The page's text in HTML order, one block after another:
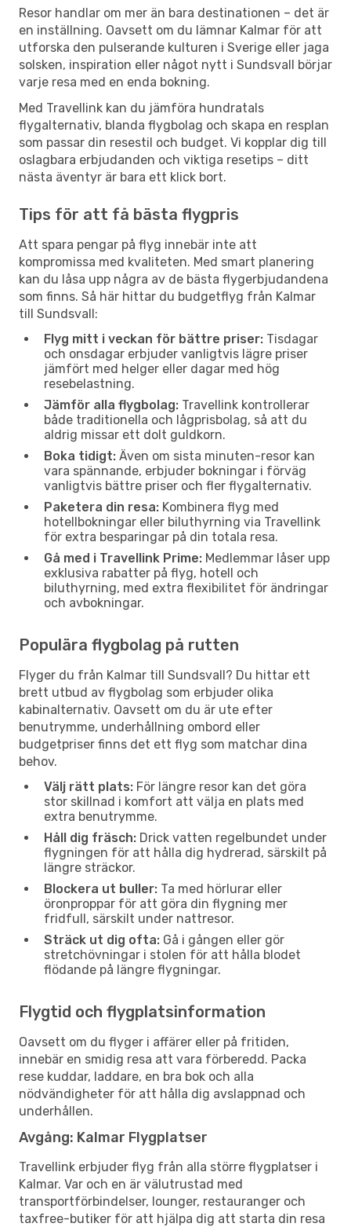
Resor handlar om mer än bara destinationen – det är
en inställning. Oavsett om du lämnar Kalmar för att
utforska den pulserande kulturen i Sverige eller jaga
solsken, inspiration eller något nytt i Sundsvall börjar
varje resa med en enda bokning.
Med Travellink kan du jämföra hundratals
flygalternativ, blanda flygbolag och skapa en resplan
som passar din resestil och budget. Vi kopplar dig till
oslagbara erbjudanden och viktiga resetips – ditt
nästa äventyr är bara ett klick bort.
Tips för att få bästa flygpris
Att spara pengar på flyg innebär inte att
kompromissa med kvaliteten. Med smart planering
kan du låsa upp några av de bästa flygerbjudandena
som finns. Så här hittar du budgetflyg från Kalmar
till Sundsvall:
Flyg mitt i veckan för bättre priser: Tisdagar
och onsdagar erbjuder vanligtvis lägre priser
jämfört med helger eller dagar med hög
resebelastning.
Jämför alla flygbolag: Travellink kontrollerar
både traditionella och lågprisbolag, så att du
aldrig missar ett dolt guldkorn.
Boka tidigt: Även om sista minuten-resor kan
vara spännande, erbjuder bokningar i förväg
vanligtvis bättre priser och fler flygalternativ.
Paketera din resa: Kombinera flyg med
hotellbokningar eller biluthyrning via Travellink
för extra besparingar på din totala resa.
Gå med i Travellink Prime: Medlemmar låser upp
exklusiva rabatter på flyg, hotell och
biluthyrning, med extra flexibilitet för ändringar
och avbokningar.
Populära flygbolag på rutten
Flyger du från Kalmar till Sundsvall? Du hittar ett
brett utbud av flygbolag som erbjuder olika
kabinalternativ. Oavsett om du är ute efter
benutrymme, underhållning ombord eller
budgetpriser finns det ett flyg som matchar dina
behov.
Välj rätt plats: För längre resor kan det göra
stor skillnad i komfort att välja en plats med
extra benutrymme.
Håll dig fräsch: Drick vatten regelbundet under
flygningen för att hålla dig hydrerad, särskilt på
längre sträckor.
Blockera ut buller: Ta med hörlurar eller
öronproppar för att göra din flygning mer
fridfull, särskilt under nattresor.
Sträck ut dig ofta: Gå i gången eller gör
stretchövningar i stolen för att hålla blodet
flödande på längre flygningar.
Flygtid och flygplatsinformation
Oavsett om du flyger i affärer eller på fritiden,
innebär en smidig resa att vara förberedd. Packa
rese kuddar, laddare, en bra bok och alla
nödvändigheter för att hålla dig avslappnad och
underhållen.
Avgång: Kalmar Flygplatser
Travellink erbjuder flyg från alla större flygplatser i
Kalmar. Var och en är välutrustad med
transportförbindelser, lounger, restauranger och
taxfree-butiker för att hjälpa dig att starta din resa